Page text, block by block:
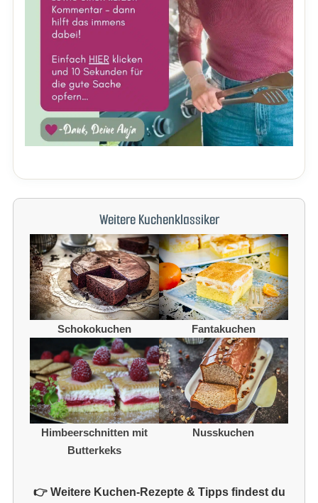
Weitere Kuchenklassiker
Schokokuchen Fantakuchen
Himbeerschnitten mit
Butterkeks
Nusskuchen
👉 Weitere Kuchen-Rezepte & Tipps findest du